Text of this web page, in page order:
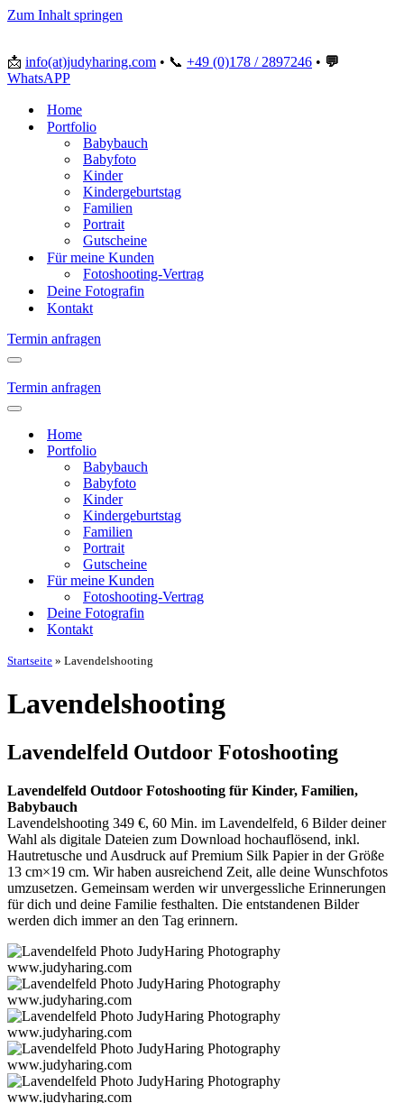
Zum Inhalt springen
📩 info(at)judyharing.com • 📞 +49 (0)178 / 2897246 • 💬
WhatsAPP
Home
Portfolio
Babybauch
Babyfoto
Kinder
Kindergeburtstag
Familien
Portrait
Gutscheine
Für meine Kunden
Fotoshooting-Vertrag
Deine Fotografin
Kontakt
Termin anfragen
Navigationsmenü
Termin anfragen
Navigationsmenü
Home
Portfolio
Babybauch
Babyfoto
Kinder
Kindergeburtstag
Familien
Portrait
Gutscheine
Für meine Kunden
Fotoshooting-Vertrag
Deine Fotografin
Kontakt
Startseite » Lavendelshooting
Lavendelshooting
Lavendelfeld Outdoor Fotoshooting
Lavendelfeld Outdoor Fotoshooting für Kinder, Familien,
Babybauch
Lavendelshooting 349 €, 60 Min. im Lavendelfeld, 6 Bilder deiner
Wahl als digitale Dateien zum Download hochauflösend, inkl.
Hautretusche und Ausdruck auf Premium Silk Papier in der Größe
13 cm×19 cm. Wir haben ausreichend Zeit, alle deine Wunschfotos
umzusetzen. Gemeinsam werden wir unvergessliche Erinnerungen
für dich und deine Familie festhalten. Die entstandenen Bilder
werden dich immer an den Tag erinnern.